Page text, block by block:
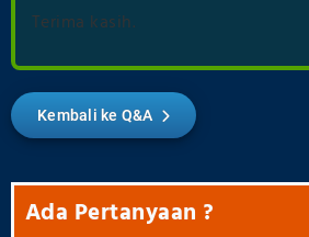
Terima kasih.
Kembali ke Q&A
Ada Pertanyaan ?